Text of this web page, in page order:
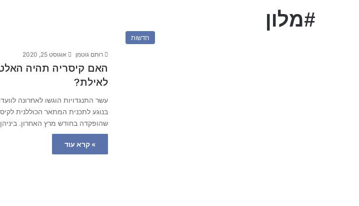
#מלון
חדשות
רותם גוטמן אוגוסט 25, 2020
האם קיסריה תהיה
לאילת?
עשר התנגדויות הוגשו לאחרונה
שהופקדה בחודש מרץ האחרון.
» קרא עוד